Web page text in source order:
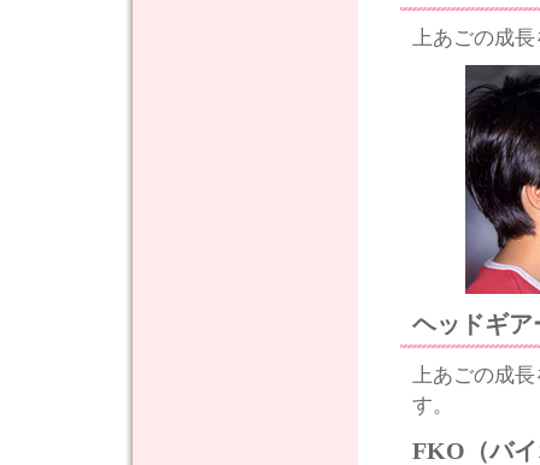
上あごの成
ヘッドギア
上あごの成
す。
FKO（バ